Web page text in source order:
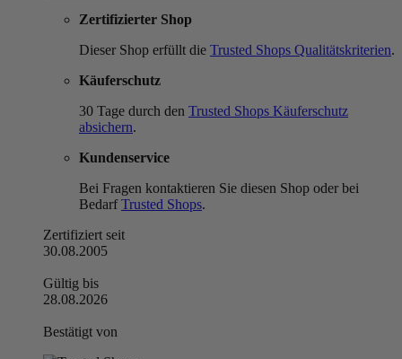
Zertifizierter Shop
Dieser Shop erfüllt die Trusted Shops Qualitätskriterien.
Käuferschutz
30 Tage durch den Trusted Shops Käuferschutz
absichern.
Kundenservice
Bei Fragen kontaktieren Sie diesen Shop oder bei
BedarfTrusted Shops.
Zertifiziert seit
30.08.2005
Gültig bis
28.08.2026
Bestätigt von